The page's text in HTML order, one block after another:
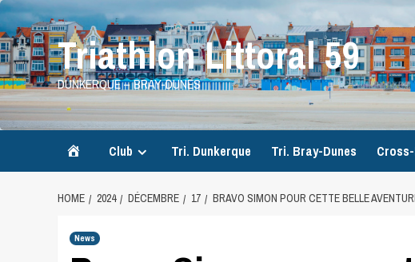
Skip
to
content
Triathlon Littoral 59
DUNKERQUE – BRAY-DUNES
Accueil
Club Tri. Dunkerque Tri. Bray-Dunes
HOME 2024 DÉCEMBRE 17 BRAVO SIMON POUR CETTE BELLE
News